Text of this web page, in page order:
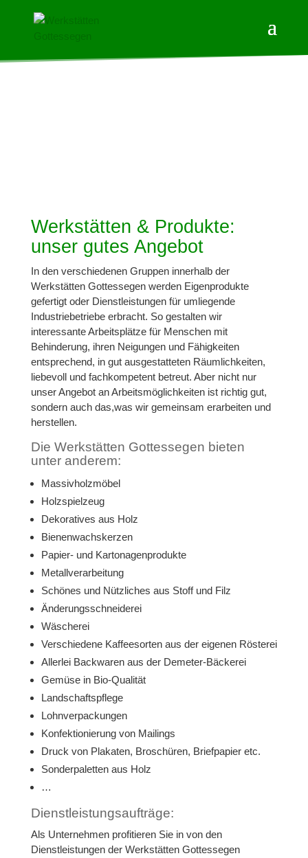
Werkstätten & Produkte:
unser gutes Angebot
In den verschiedenen Gruppen innerhalb der
Werkstätten Gottessegen werden Eigenprodukte
gefertigt oder Dienstleistungen für umliegende
Industriebetriebe erbracht. So gestalten wir
interessante Arbeitsplätze für Menschen mit
Behinderung, ihren Neigungen und Fähigkeiten
entsprechend, in gut ausgestatteten Räumlichkeiten,
liebevoll und fachkompetent betreut. Aber nicht nur
unser Angebot an Arbeitsmöglichkeiten ist richtig gut,
sondern auch das,was wir gemeinsam erarbeiten und
herstellen.
Die Werkstätten Gottessegen bieten
unter anderem:
Massivholzmöbel
Holzspielzeug
Dekoratives aus Holz
Bienenwachskerzen
Papier- und Kartonagenprodukte
Metallverarbeitung
Schönes und Nützliches aus Stoff und Filz
Änderungsschneiderei
Wäscherei
Verschiedene Kaffeesorten aus der eigenen Rösterei
Allerlei Backwaren aus der Demeter-Bäckerei
Gemüse in Bio-Qualität
Landschaftspflege
Lohnverpackungen
Konfektionierung von Mailings
Druck von Plakaten, Broschüren, Briefpapier etc.
Sonderpaletten aus Holz
…
Dienstleistungsaufträge:
Als Unternehmen profitieren Sie in von den
Dienstleistungen der Werkstätten Gottessegen